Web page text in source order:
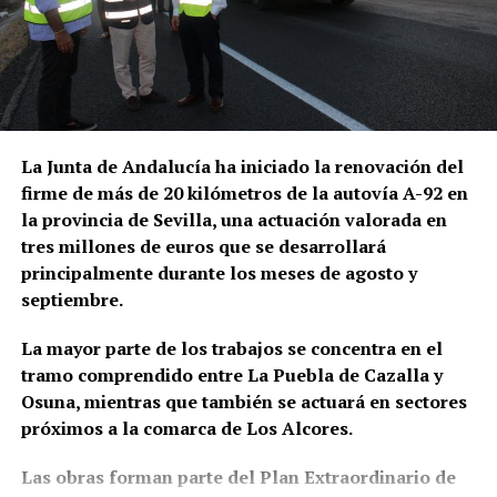
La actuación policial ha permitido bloquear 35
cuentas bancarias vinculadas a la investigación y
solicitar judicialmente el embargo de once
inmuebles. En domicilios relacionados con uno de
los principales investigados fueron intervenidos
además 66.000 euros en efectivo, junto con relojes
de lujo, dispositivos electrónicos y abundante
documentación.
Las pesquisas patrimoniales apuntan también a que
parte de los beneficios obtenidos presuntamente
mediante el fraude habría sido desviada hacia una
sociedad patrimonial, utilizada para canalizar el
dinero y mantener inmuebles relacionados con
algunos de los principales investigados. Es
precisamente esta parte del entramado la que
fundamenta la investigación paralela por supuesto
través del siguiente
enlace:
https://osunacultura.sacatuentrada.es/
adaptados.
La Junta de Andalucía ha iniciado la renovación del
firme de más de 20 kilómetros de la autovía A-92 en
la provincia de Sevilla, una actuación valorada en
tres millones de euros que se desarrollará
principalmente durante los meses de agosto y
septiembre.
La mayor parte de los trabajos se concentra en el
tramo comprendido entre La Puebla de Cazalla y
Osuna, mientras que también se actuará en sectores
próximos a la comarca de Los Alcores.
Las obras forman parte del Plan Extraordinario de